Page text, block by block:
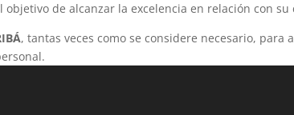
de alcanzar la excelencia en relación con
, tantas veces como se considere necesario, para